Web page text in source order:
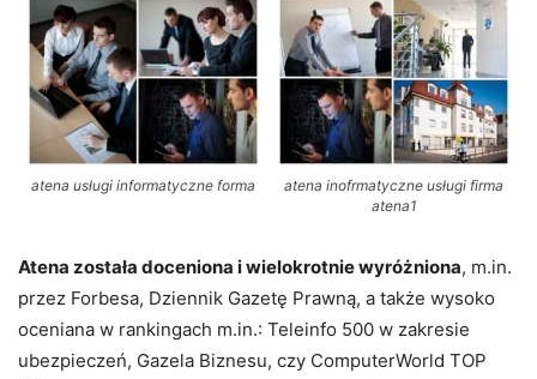
atena usługi informatyczne forma
atena inofrmatyczne usługi firma
atena1
Atena została doceniona i wielokrotnie wyróżniona, m.in.
przez Forbesa, Dziennik Gazetę Prawną, a także wysoko
oceniana w rankingach m.in.: Teleinfo 500 w zakresie
ubezpieczeń, Gazela Biznesu, czy ComputerWorld TOP